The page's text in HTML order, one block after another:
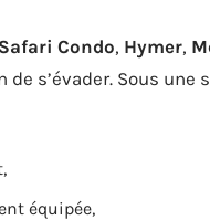
Safari Condo, Hymer,
s’évader. Sous
équipée,